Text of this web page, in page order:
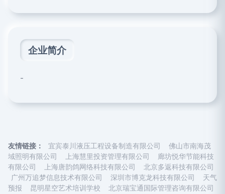
企业简介
-
友情链接： 宜宾泰川液压工程设备制造有限公司
佛山市南海茂
域照明有限公司
上海慧里投资管理有限公司
廊坊悦华节能科技
有限公司
上海唐韵鸽网络科技有限公司
北京多返科技有限公司
广州万追梦信息技术有限公司
深圳市博克龙科技有限公司
天气
预报
昆明星空艺术培训学校
北京瑞宝通国际管理咨询有限公司